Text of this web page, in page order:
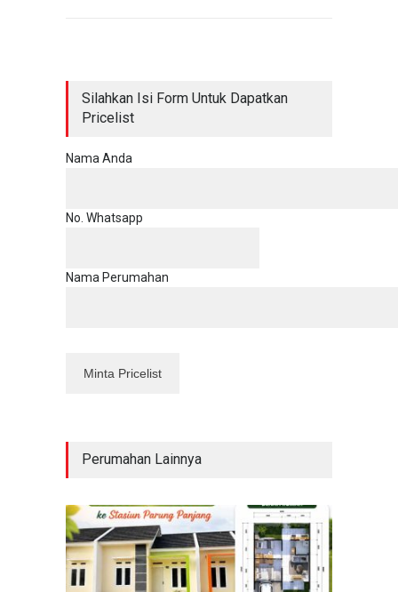
Silahkan Isi Form Untuk Dapatkan
Pricelist
Nama Anda
No. Whatsapp
Nama Perumahan
Perumahan Lainnya